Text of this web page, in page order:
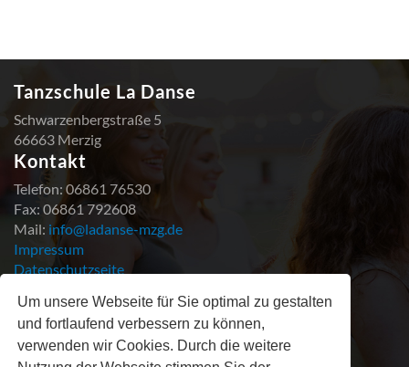
Um unsere Webseite für Sie optimal zu gestalten
und fortlaufend verbessern zu können,
verwenden wir Cookies. Durch die weitere
Tanzschule La Danse
Schwarzenbergstraße 5
66663 Merzig
Kontakt
Telefon: 06861 76530
Fax: 06861 792608
Mail: info@ladanse-mzg.de
Impressum
Datenschutzseite
Vertragskündigung
Vertragswiderruf